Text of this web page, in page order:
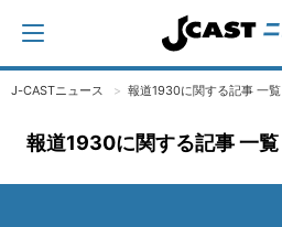
J-CASTニュース 報道1930に関する記事 一覧
報道1930に関する記事 一覧